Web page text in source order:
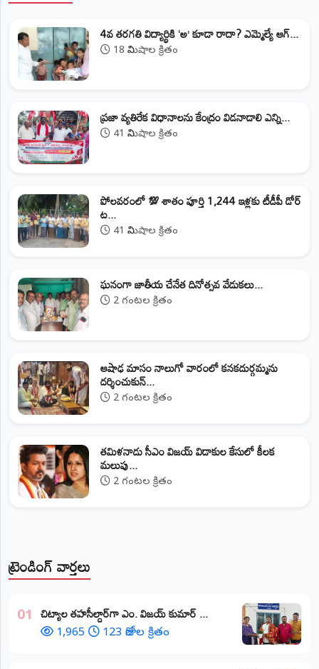
ట్రెండింగ్ వార్తలు
01 ​చిట్యాల తహసీల్దార్‌గా ఎం. విజయ్ కుమార్ ...
1,965 123 రోజుల క్రితం
4వ తరగతి విద్యార్థికి ‘అ’ కూడా రాదా? ఎమ్మెల్యే ఆగ్...
18 నిమిషాల క్రితం
ప్రజా వ్యతిరేక విధానాలను కేంద్రం విడనాడాలి ఎన్ని...
41 నిమిషాల క్రితం
పోలవరంలో 💯 శాతం పూర్తి 1,244 ఇళ్లకు టీడీపీ డోర్‌
ట...
41 నిమిషాల క్రితం
ఘనంగా జాతీయ చేనేత దినోత్సవ వేడుకలు...
2 గంటల క్రితం
ఆషాఢ మాసం నాలుగో వారంలో కనకదుర్గమ్మను
దర్శించుకున్...
2 గంటల క్రితం
తమిళనాడు సీఎం విజయ్‌ విడాకుల కేసులో కీలక
మలుపు...
2 గంటల క్రితం